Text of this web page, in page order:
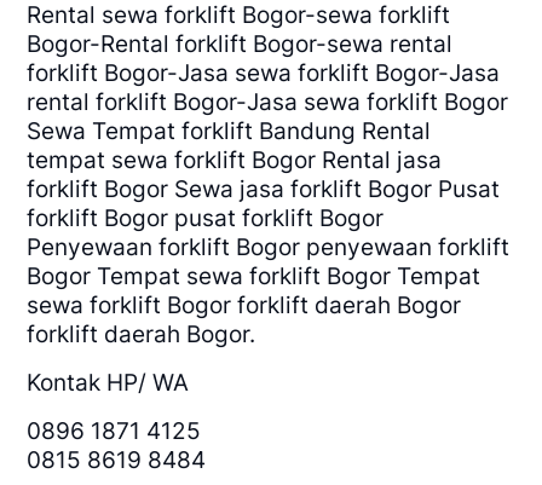
Rental sewa forklift Bogor-sewa forklift
Bogor-Rental forklift Bogor-sewa rental
forklift Bogor-Jasa sewa forklift Bogor-Jasa
rental forklift Bogor-Jasa sewa forklift Bogor
Sewa Tempat forklift Bandung Rental
tempat sewa forklift Bogor Rental jasa
forklift Bogor Sewa jasa forklift Bogor Pusat
forklift Bogor pusat forklift Bogor
Penyewaan forklift Bogor penyewaan forklift
Bogor Tempat sewa forklift Bogor Tempat
sewa forklift Bogor forklift daerah Bogor
forklift daerah Bogor.
Kontak HP/ WA
0896 1871 4125
0815 8619 8484